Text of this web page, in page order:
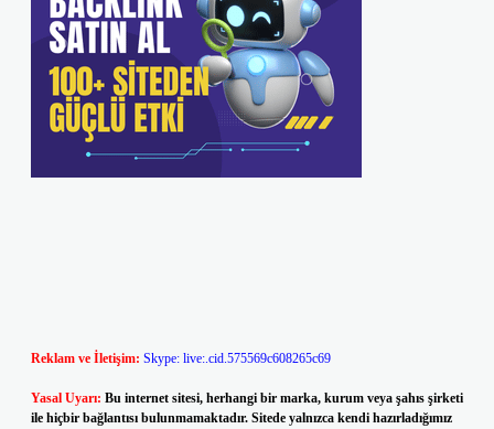
Reklam ve İletişim: Skype: live:.cid.575569c608265c69
Yasal Uyarı: Bu internet sitesi, herhangi bir marka, kurum veya şahıs şirketi
ile hiçbir bağlantısı bulunmamaktadır. Sitede yalnızca kendi hazırladığımız